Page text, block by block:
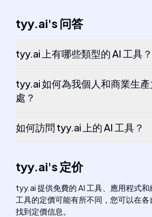
tyy.ai's问答
tyy.ai 上有哪些類型的 AI 工具？
tyy.ai 如何為我個人和商業生
處？
如何訪問 tyy.ai 上的 AI 工具？
tyy.ai's 定价
tyy.ai 提供免費的 AI 工具、應用程式
工具的定價可能有所不同，您可以在各
找到定價信息。